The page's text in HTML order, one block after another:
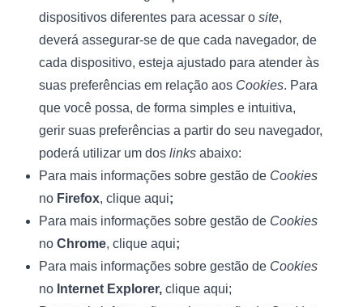
dispositivos diferentes para acessar o site,
deverá assegurar-se de que cada navegador, de
cada dispositivo, esteja ajustado para atender às
suas preferências em relação aos Cookies. Para
que você possa, de forma simples e intuitiva,
gerir suas preferências a partir do seu navegador,
poderá utilizar um dos links abaixo:
Para mais informações sobre gestão de Cookies
no Firefox, clique aqui;
Para mais informações sobre gestão de Cookies
no Chrome, clique aqui;
Para mais informações sobre gestão de Cookies
no Internet Explorer, clique aqui;